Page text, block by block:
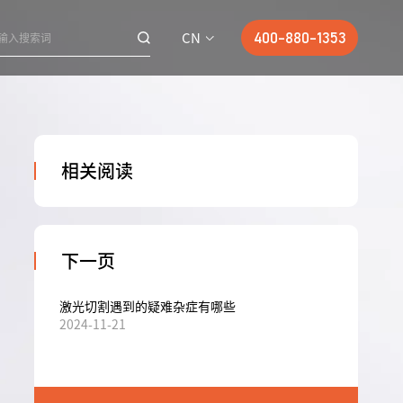
CN 400-880-1353
相关阅读
下一页
激光切割遇到的疑难杂症有哪些
2024-11-21